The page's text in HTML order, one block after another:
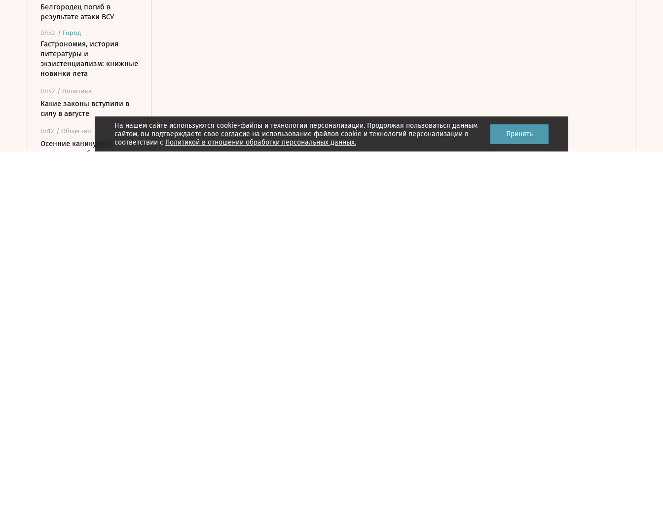
Белгородец погиб в
результате атаки ВСУ
07:52 / Город
Гастрономия, история
литературы и
экзистенциализм: книжные
новинки лета
07:42 / Политика
Какие законы вступили в
силу в августе
07:12 / Общество
Осенние каникулы у
школьников будут длиться
На нашем сайте используются cookie-файлы и технологии персонализации. Продолжая пользоваться данным
сайтом, вы подтверждаете свое согласие на использование файлов cookie и технологий персонализации в
соответствии с Политикой в отношении обработки персональных данных.
Принять